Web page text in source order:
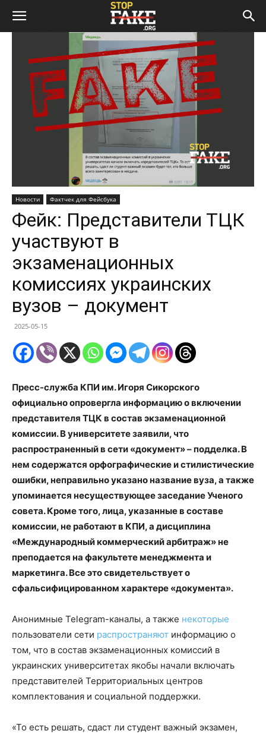
Новости Фактчек для Фейсбука
Фейк: Представители ТЦК
участвуют в
экзаменационных
комиссиях украинских
вузов – документ
2025-05-15
Пресс-служба КПИ им. Игоря Сикорского
официально опровергла информацию о включении
представителя ТЦК в состав экзаменационной
комиссии. В университете заявили, что
распространенный в сети «документ» – подделка. В
нем содержатся орфографические и стилистические
ошибки, неправильно указано название вуза, а также
упоминается несуществующее заседание Ученого
совета. Кроме того, лица, указанные в составе
комиссии, не работают в КПИ, а дисциплина
«Международный коммерческий арбитраж» не
преподается на факультете менеджмента и
маркетинга. Все это свидетельствует о
сфальсифицированном характере «документа».
Анонимные Telegram-каналы, а также некоторые
пользователи сети распространяют информацию о
том, что в состав экзаменационных комиссий в
украинских университетах якобы начали включать
представителей Территориальных центров
комплектования и социальной поддержки.
«То есть решать, сдаст ли студент важный экзамен,